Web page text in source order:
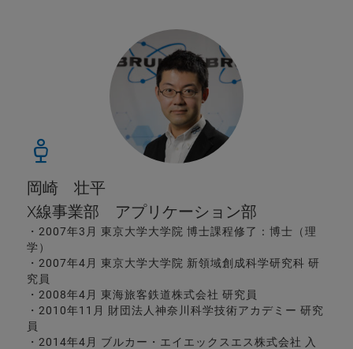
岡崎 壮平
X線事業部 アプリケーション部
・2007年3月 東京大学大学院 博士課程修了：博士（理
学）
・2007年4月 東京大学大学院 新領域創成科学研究科 研
究員
・2008年4月 東海旅客鉄道株式会社 研究員
・2010年11月 財団法人神奈川科学技術アカデミー 研究
員
・2014年4月 ブルカー・エイエックスエス株式会社 入